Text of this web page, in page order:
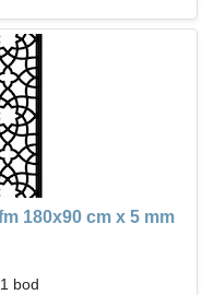
180x90 cm x 5 mm
1 bod